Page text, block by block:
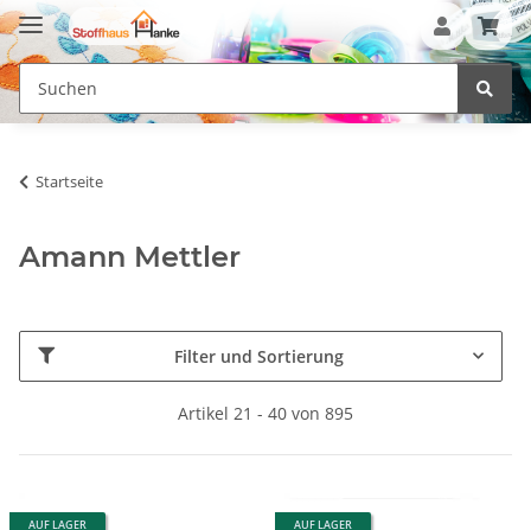
Startseite
Amann Mettler
Filter und Sortierung
Artikel 21 - 40 von 895
AUF LAGER AUF LAGER